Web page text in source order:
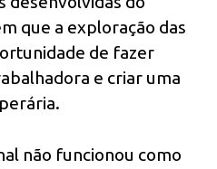
que a exploração das
de fazer
e criar uma
não funcionou como